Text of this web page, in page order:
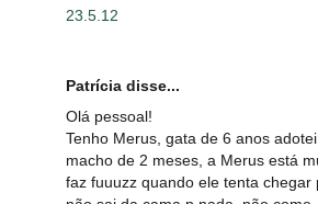
23.5.12
Patrícia disse...
Olá pessoal!
Tenho Merus, gata de 6 anos
macho de 2 meses, a Merus está
faz fuuuzz quando ele tenta chegar